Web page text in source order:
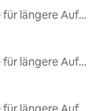
Unterkünfte für längere Aufenthalte
Unterkünfte für längere Aufenthalte